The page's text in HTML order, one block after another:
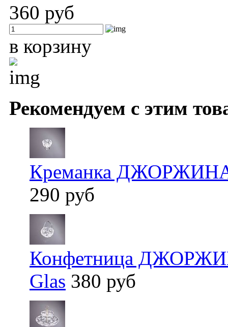
360 руб
в корзину
Рекомендуем с этим
Креманка ДЖОРЖИНА
290 руб
Конфетница
Glas 380 руб